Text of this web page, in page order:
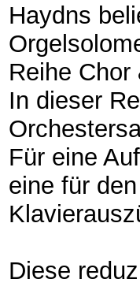
Haydns
Reihe
In dieser
Für eine
eine für
Diese